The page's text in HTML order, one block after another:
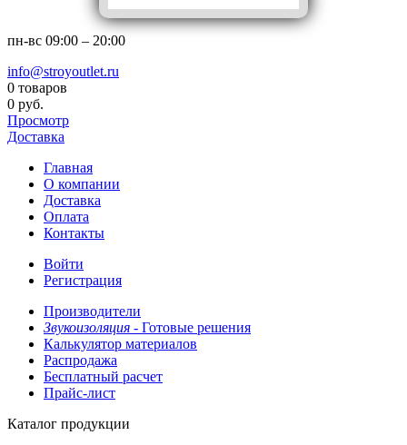
пн-вс 09:00 – 20:00
info@stroyoutlet.ru
0 товаров
0 руб.
Просмотр
Доставка
Главная
О компании
Доставка
Оплата
Контакты
Войти
Регистрация
Производители
Звукоизоляция - Готовые решения
Калькулятор материалов
Распродажа
Бесплатный расчет
Прайс-лист
Каталог продукции